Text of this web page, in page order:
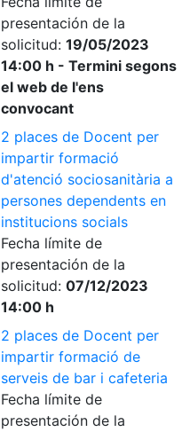
presentación de la
solicitud: 19/05/2023
14:00 h - Termini segons
el web de l'ens
convocant
2 places de Docent per
impartir formació
d'atenció sociosanitària a
persones dependents en
institucions socials
Fecha límite de
presentación de la
solicitud: 07/12/2023
14:00 h
2 places de Docent per
impartir formació de
serveis de bar i cafeteria
Fecha límite de
presentación de la